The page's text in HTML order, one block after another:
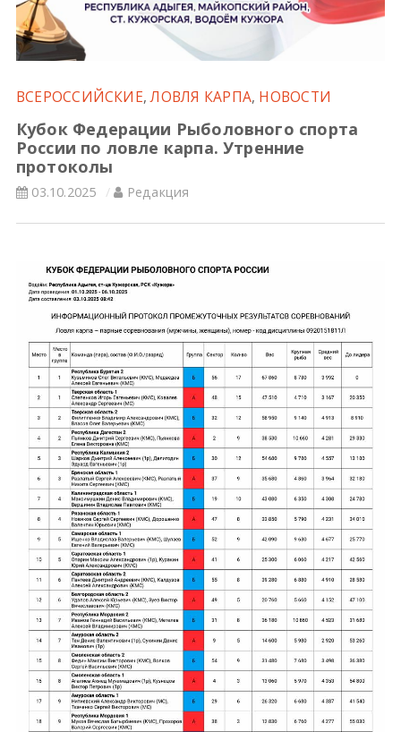
ВСЕРОССИЙСКИЕ,ЛОВЛЯ КАРПА, НОВОСТИ
Кубок Федерации Рыболовного спорта
России по ловле карпа. Утренние
протоколы
03.10.2025 Редакция
Всероссийские правила